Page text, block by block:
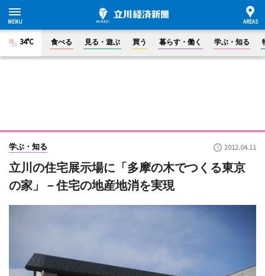
34°C 食べる 見る・遊ぶ 買う 暮らす・働く 学ぶ・知る
学ぶ・知る 2012.04.11
立川の住宅展示場に「多摩の木でつくる東京
の家」－住宅の地産地消を実現